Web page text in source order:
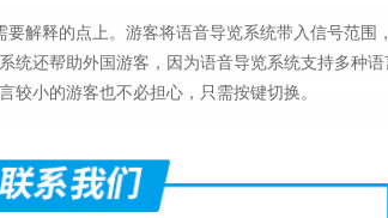
解释的点上。游客将语音导览系统带入信号范围
统还帮助外国游客，因为语音导览系统支持多种语
较小的游客也不必担心，只需按键切换。